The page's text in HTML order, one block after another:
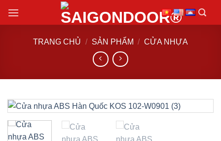
đến
TRANG CHỦ / SẢN PHẨM / CỬA NHỰA